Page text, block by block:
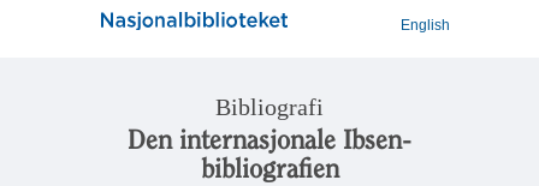
English
Bibliografi
Den internasjonale Ibsen-
bibliografien